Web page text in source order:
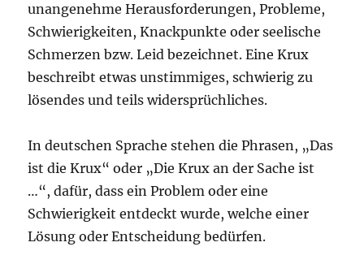
unangenehme Herausforderungen, Probleme,
Schwierigkeiten, Knackpunkte oder seelische
Schmerzen bzw. Leid bezeichnet. Eine Krux
beschreibt etwas unstimmiges, schwierig zu
lösendes und teils widersprüchliches.
In deutschen Sprache stehen die Phrasen, „Das
ist die Krux“ oder „Die Krux an der Sache ist
…“, dafür, dass ein Problem oder eine
Schwierigkeit entdeckt wurde, welche einer
Lösung oder Entscheidung bedürfen.